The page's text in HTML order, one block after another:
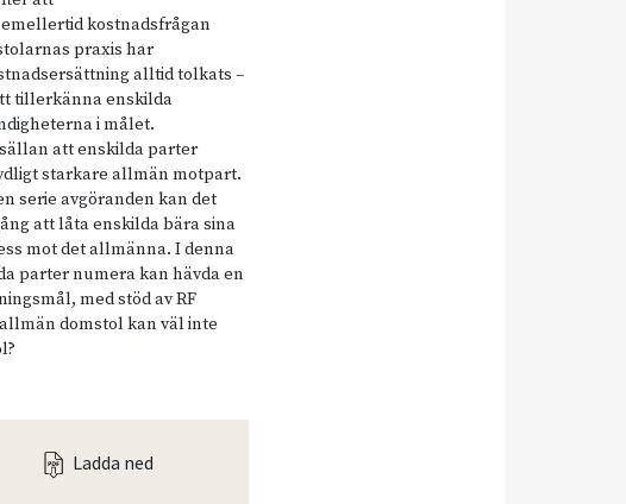
kostnadsfrågan
praxis har
alltid tolkats –
tillerkänna enskilda
i målet.
att enskilda parter
starkare allmän motpart.
serie avgöranden kan det
att låta enskilda bära sina
mot det allmänna. I denna
parter numera kan hävda en
med stöd av RF
domstol kan väl inte
Ladda ned